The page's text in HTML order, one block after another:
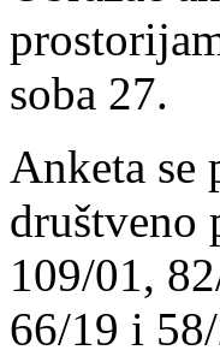
soba 27.
Anketa se
društveno
109/01,
66/19 i